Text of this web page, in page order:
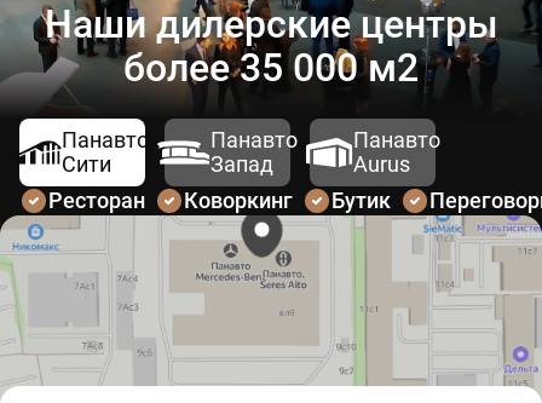
Наши дилерские центры
более 35 000 м2
Панавто
Сити
Панавто
Запад
Панавто
Aurus
Ресторан
Коворкинг Бутик